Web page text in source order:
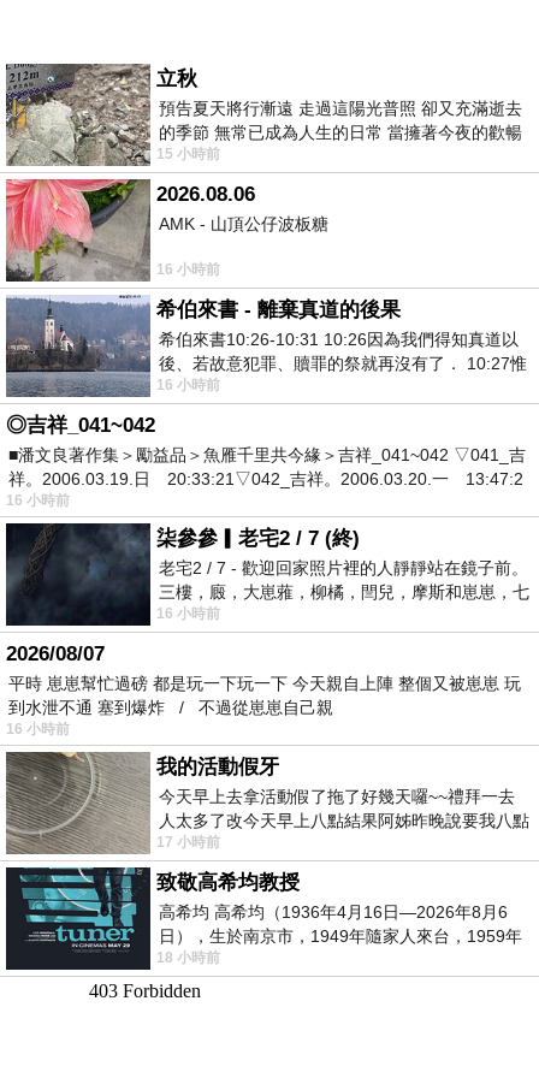
立秋
預告夏天將行漸遠 走過這陽光普照 卻又充滿逝去
的季節 無常已成為人生的日常 當擁著今夜的歡暢
舒心 轉眼驟成昨日 而明晨 太陽
15 小時前
2026.08.06
AMK - 山頂公仔波板糖
16 小時前
希伯來書 - 離棄真道的後果
希伯來書10:26-10:31 10:26因為我們得知真道以
後、若故意犯罪、贖罪的祭就再沒有了． 10:27惟
有戰懼等候審判和那燒滅眾敵人的烈火
16 小時前
◎吉祥_041~042
■潘文良著作集＞勵益品＞魚雁千里共今緣＞吉祥_041~042 ▽041_吉
祥。2006.03.19.日 20:33:21▽042_吉祥。2006.03.20.一 13:47:2
16 小時前
柒參參▎老宅2 / 7 (終)
老宅2 / 7 - 歡迎回家照片裡的人靜靜站在鏡子前。
三樓，廄，大崽蕥，柳橘，閆兒，摩斯和崽崽，七
個人整整齊齊地站在鏡框之外，如同
16 小時前
2026/08/07
平時 崽崽幫忙過磅 都是玩一下玩一下 今天親自上陣 整個又被崽崽 玩
到水泄不通 塞到爆炸 / 不過從崽崽自己親
16 小時前
我的活動假牙
今天早上去拿活動假了拖了好幾天囉~~禮拜一去
人太多了改今天早上八點結果阿姊昨晚說要我八點
去西螺農會~回到莿桐都8點半多了
17 小時前
致敬高希均教授
高希均 高希均（1936年4月16日—2026年8月6
日），生於南京市，1949年隨家人來台，1959年
赴美深造並取得經濟發展博士學位。曾任
18 小時前